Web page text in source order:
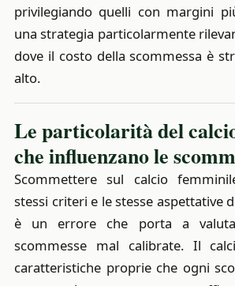
privilegiando quelli con margini
una strategia particolarmente
dove il costo della scommessa è
alto.
Le particolarità del
che influenzano le
Scommettere sul calcio
stessi criteri e le stesse aspettative
è un errore che porta a
scommesse mal calibrate. Il
caratteristiche proprie che ogni